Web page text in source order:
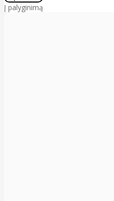
Į palyginimą